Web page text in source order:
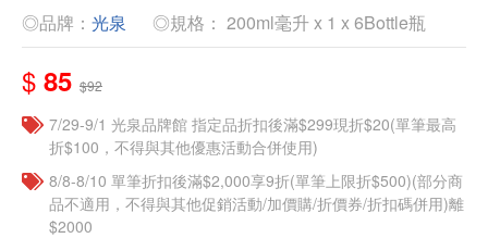
◎品牌： 光泉 ◎規格： 200ml毫升 x 1 x 6Bottle瓶
$ 85 $92
7/29-9/1 光泉品牌館 指定品折扣後滿$299現折$20(單筆最高
折$100，不得與其他優惠活動合併使用)
8/8-8/10 單筆折扣後滿$2,000享9折(單筆上限折$500)(部分商
品不適用，不得與其他促銷活動/加價購/折價券/折扣碼併用)離
$2000